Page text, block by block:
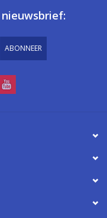
ABONNEER